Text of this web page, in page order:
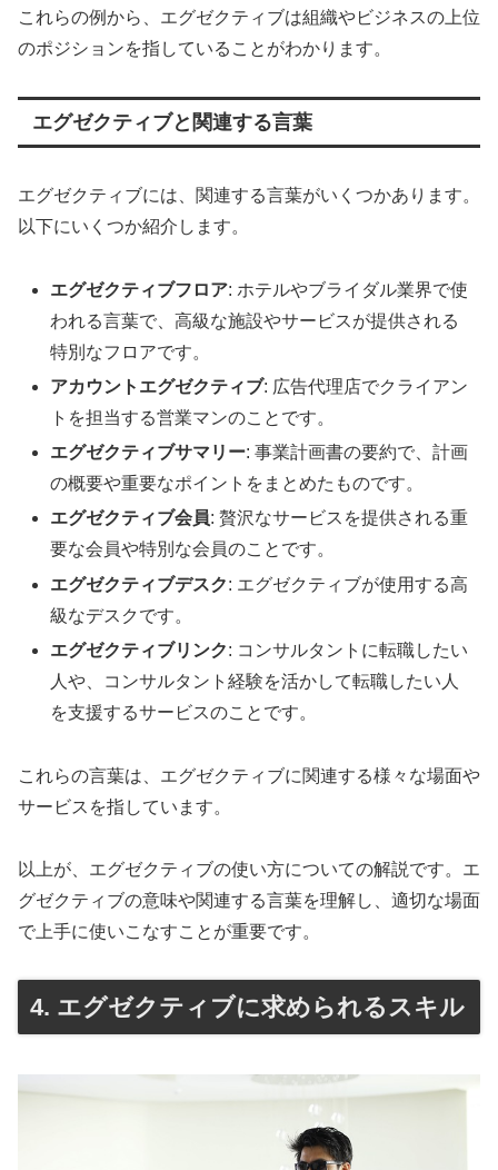
これらの例から、エグゼクティブは組織やビジネスの上位
のポジションを指していることがわかります。
エグゼクティブと関連する言葉
エグゼクティブには、関連する言葉がいくつかあります。
以下にいくつか紹介します。
エグゼクティブフロア: ホテルやブライダル業界で使
われる言葉で、高級な施設やサービスが提供される
特別なフロアです。
アカウントエグゼクティブ: 広告代理店でクライアン
トを担当する営業マンのことです。
エグゼクティブサマリー: 事業計画書の要約で、計画
の概要や重要なポイントをまとめたものです。
エグゼクティブ会員: 贅沢なサービスを提供される重
要な会員や特別な会員のことです。
エグゼクティブデスク: エグゼクティブが使用する高
級なデスクです。
エグゼクティブリンク: コンサルタントに転職したい
人や、コンサルタント経験を活かして転職したい人
を支援するサービスのことです。
これらの言葉は、エグゼクティブに関連する様々な場面や
サービスを指しています。
以上が、エグゼクティブの使い方についての解説です。エ
グゼクティブの意味や関連する言葉を理解し、適切な場面
で上手に使いこなすことが重要です。
4. エグゼクティブに求められるスキル